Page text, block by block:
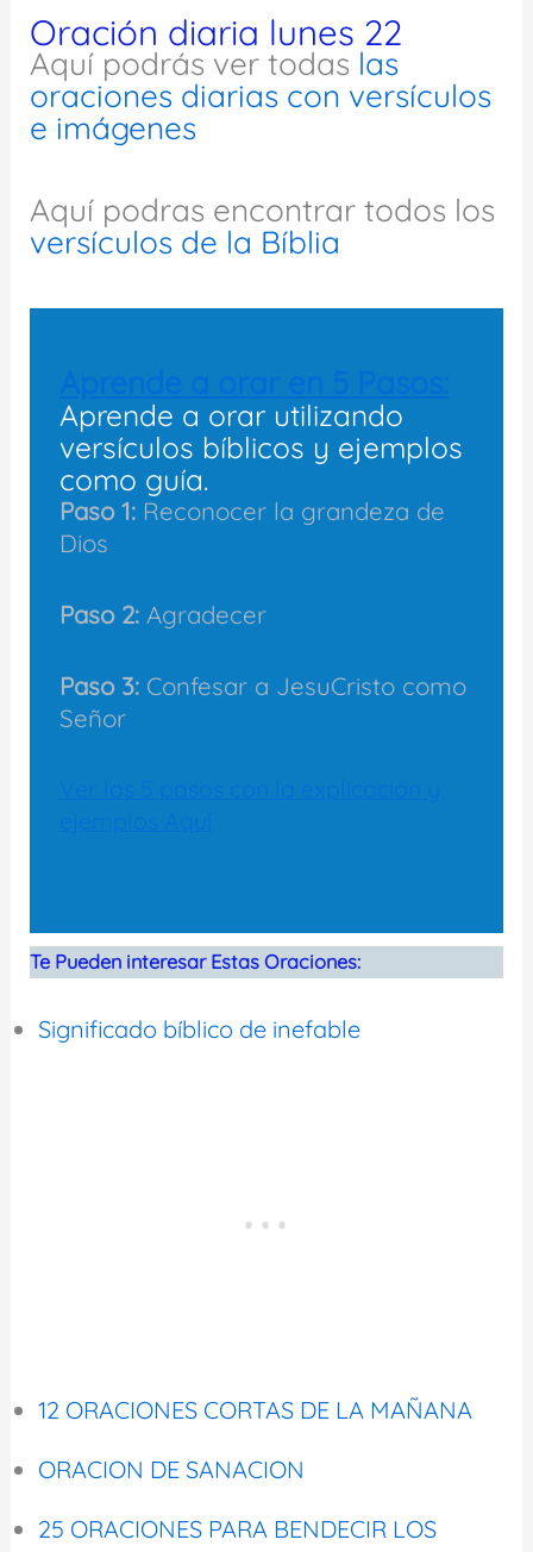
Oración diaria lunes 22
Aquí podrás ver todas las
oraciones diarias con versículos
e imágenes
Aquí podras encontrar todos los
versículos de la Bíblia
Aprende a orar utilizando
versículos bíblicos y ejemplos
como guía.
Paso 1:Reconocer la grandeza de
Dios
Paso 2:Agradecer
Paso 3: Confesar a JesuCristo como
Señor
Te Pueden interesar Estas Oraciones:
Significado bíblico de inefable
12 ORACIONES CORTAS DE LA MAÑANA
ORACION DE SANACION
25 ORACIONES PARA BENDECIR LOS